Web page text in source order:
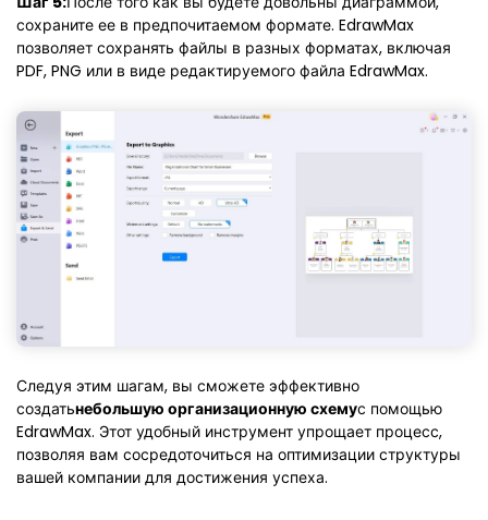
сохраните ее в предпочитаемом формате. EdrawMax
позволяет сохранять файлы в разных форматах, включая
PDF, PNG или в виде редактируемого файла EdrawMax.
Следуя этим шагам, вы сможете эффективно
создатьнебольшую организационную схемус помощью
EdrawMax. Этот удобный инструмент упрощает процесс,
позволяя вам сосредоточиться на оптимизации структуры
вашей компании для достижения успеха.